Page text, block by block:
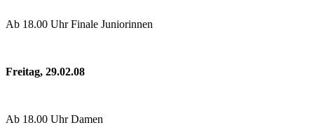
Ab 18.00 Uhr Finale Juniorinnen
Freitag, 29.02.08
Ab 18.00 Uhr Damen